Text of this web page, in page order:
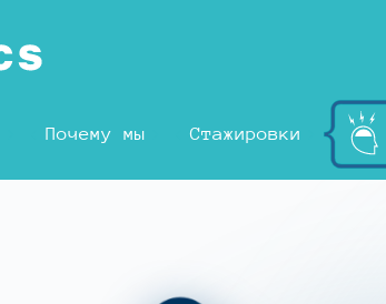
Почему мы Стажировки